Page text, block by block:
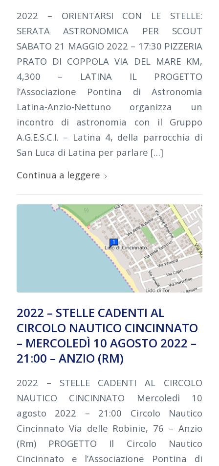
2022 – ORIENTARSI CON LE STELLE:
SERATA ASTRONOMICA PER SCOUT
SABATO 21 MAGGIO 2022 – 17:30 PIZZERIA
PRATO DI COPPOLA VIA DEL MARE KM,
4,300 – LATINA IL PROGETTO
l’Associazione Pontina di Astronomia
Latina-Anzio-Nettuno organizza un
incontro di astronomia con il Gruppo
A.G.E.S.C.I. – Latina 4, della parrocchia di
San Luca di Latina per parlare […]
Continua a leggere
2022 – STELLE CADENTI AL
CIRCOLO NAUTICO CINCINNATO
– MERCOLEDÌ 10 AGOSTO 2022 –
21:00 – ANZIO (RM)
2022 – STELLE CADENTI AL CIRCOLO
NAUTICO CINCINNATO Mercoledì 10
agosto 2022 – 21:00 Circolo Nautico
Cincinnato Via delle Robinie, 76 – Anzio
(Rm) PROGETTO Il Circolo Nautico
Cincinnato e l’Associazione Pontina di